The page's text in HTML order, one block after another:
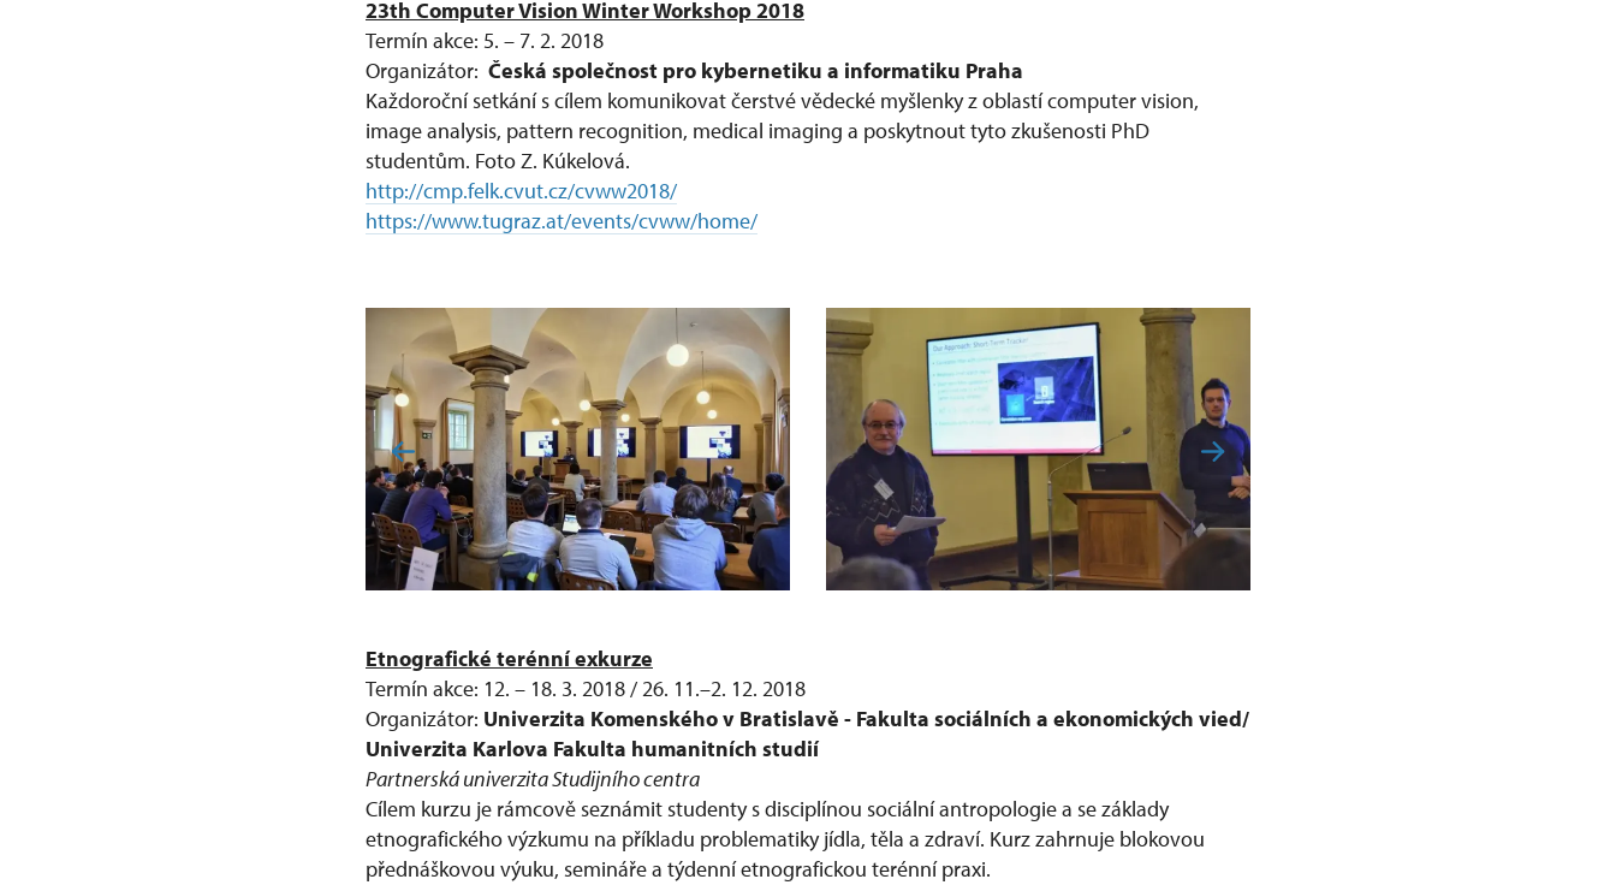
23th Computer Vision Winter Workshop 2018
Termín akce: 5. – 7. 2. 2018
Organizátor: Česká společnost pro kybernetiku a informatiku Praha
Každoroční setkání s cílem komunikovat čerstvé vědecké myšlenky z oblastí computer vision,
image analysis, pattern recognition, medical imaging a poskytnout tyto zkušenosti PhD
studentům. Foto Z. Kúkelová.
http://cmp.felk.cvut.cz/cvww2018/
https://www.tugraz.at/events/cvww/home/
Etnografické terénní exkurze
Termín akce: 12. – 18. 3. 2018 / 26. 11.–2. 12. 2018
Organizátor: Univerzita Komenského v Bratislavě - Fakulta sociálních a ekonomických vied/
Univerzita Karlova Fakulta humanitních studií
Partnerská univerzita Studijního centra
Cílem kurzu je rámcově seznámit studenty s disciplínou sociální antropologie a se základy
etnografického výzkumu na příkladu problematiky jídla, těla a zdraví. Kurz zahrnuje blokovou
přednáškovou výuku, semináře a týdenní etnografickou terénní praxi.